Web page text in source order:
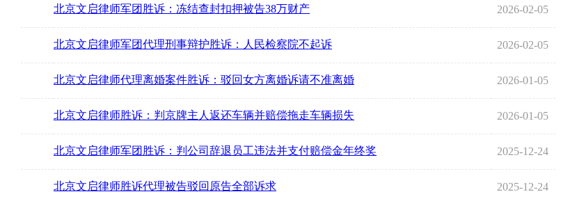
北京文启律师军团胜诉：冻结查封扣押被告38万财产 2026-02-05
北京文启律师军团代理刑事辩护胜诉：人民检察院不起诉 2026-02-05
北京文启律师代理离婚案件胜诉：驳回女方离婚诉请不准离婚 2026-01-05
北京文启律师胜诉：判京牌主人返还车辆并赔偿拖走车辆损失 2026-01-05
北京文启律师军团胜诉：判公司辞退员工违法并支付赔偿金年终奖 2025-12-24
北京文启律师胜诉代理被告驳回原告全部诉求 2025-12-24